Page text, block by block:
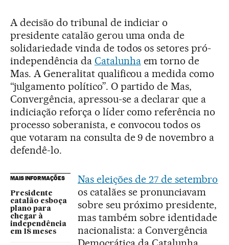
A decisão do tribunal de indiciar o
presidente catalão gerou uma onda de
solidariedade vinda de todos os setores pró-
independência da Catalunhaem torno de
Mas. A Generalitat qualificou a medida como
“julgamento político”. O partido de Mas,
Convergência, apressou-se a declarar que a
indiciação reforça o líder como referência no
processo soberanista, e convocou todos os
que votaram na consulta de 9 de novembro a
defendê-lo.
MAIS INFORMAÇÕES
Presidente
catalão esboça
plano para
chegar à
independência
em 18 meses
Nas eleições de 27 de setembro
os catalães se pronunciavam
sobre seu próximo presidente,
mas também sobre identidade
nacionalista: a Convergência